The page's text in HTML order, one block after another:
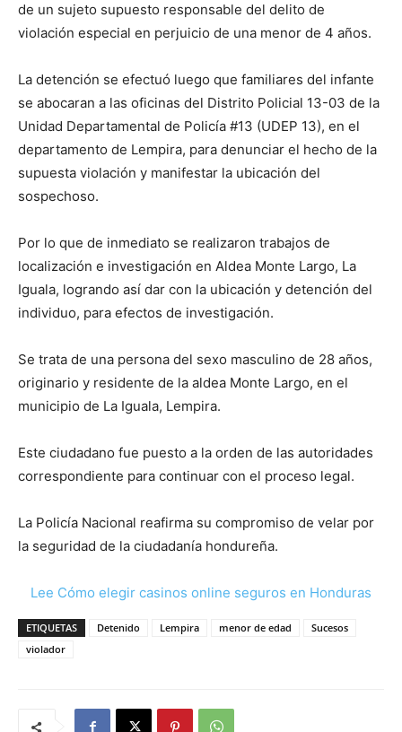
de un sujeto supuesto responsable del delito de
violación especial en perjuicio de una menor de 4 años.
La detención se efectuó luego que familiares del infante
se abocaran a las oficinas del Distrito Policial 13-03 de la
Unidad Departamental de Policía #13 (UDEP 13), en el
departamento de Lempira, para denunciar el hecho de la
supuesta violación y manifestar la ubicación del
sospechoso.
Por lo que de inmediato se realizaron trabajos de
localización e investigación en Aldea Monte Largo, La
Iguala, logrando así dar con la ubicación y detención del
individuo, para efectos de investigación.
Se trata de una persona del sexo masculino de 28 años,
originario y residente de la aldea Monte Largo, en el
municipio de La Iguala, Lempira.
Este ciudadano fue puesto a la orden de las autoridades
correspondiente para continuar con el proceso legal.
La Policía Nacional reafirma su compromiso de velar por
la seguridad de la ciudadanía hondureña.
Lee Cómo elegir casinos online seguros en Honduras
ETIQUETAS Detenido Lempira menor de edad
Sucesos
violador